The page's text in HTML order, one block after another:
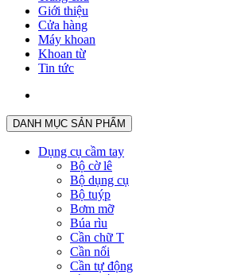
Giới thiệu
Cửa hàng
Máy khoan
Khoan từ
Tin tức
DANH MỤC SẢN PHẨM
Dụng cụ cầm tay
Bộ cờ lê
Bộ dụng cụ
Bộ tuýp
Bơm mỡ
Búa rìu
Cần chữ T
Cần nối
Cần tự động